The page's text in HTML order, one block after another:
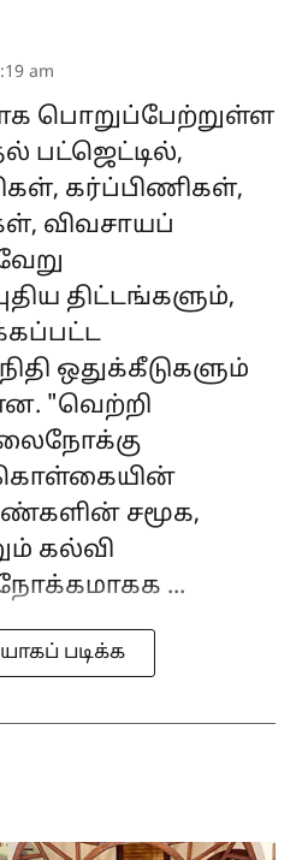
am
பொறுப்பேற்றுள்ள
பட்ஜெட்டில்,
கர்ப்பிணிகள்,
விவசாயப்
திட்டங்களும்,
ஒதுக்கீடுகளும்
"வெற்றி
கொள்கையின்
சமூக,
கல்வி
...
படிக்க